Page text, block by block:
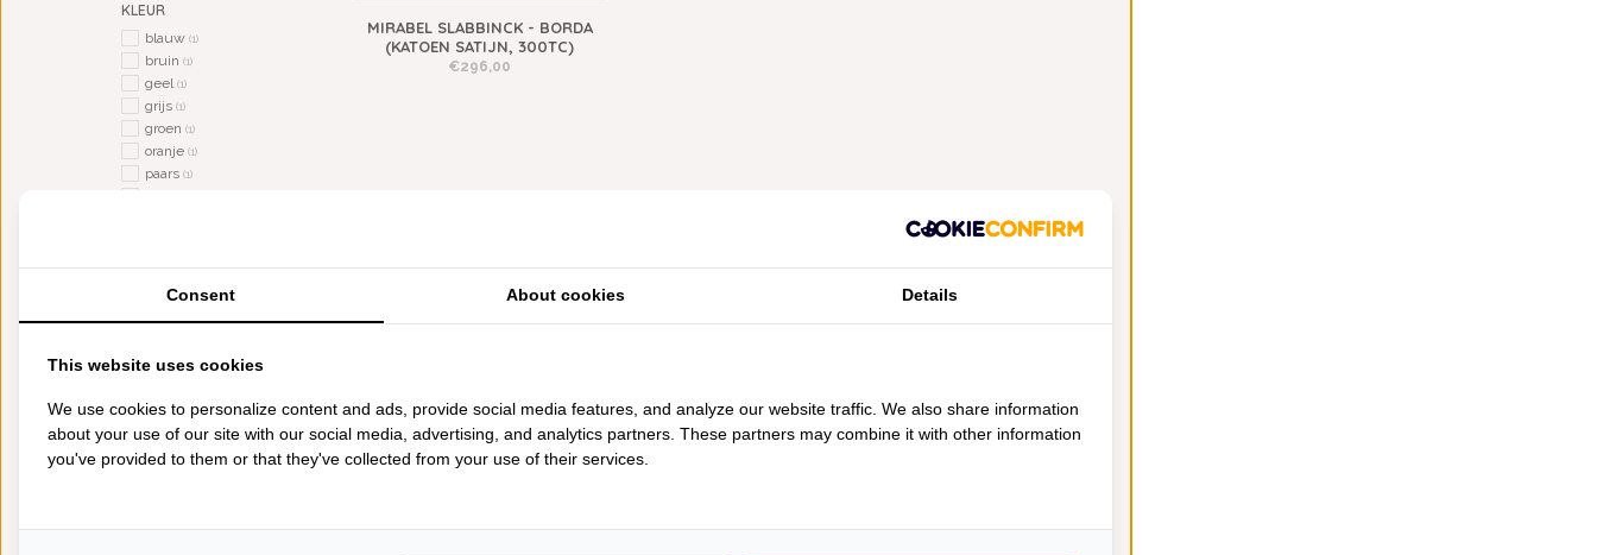
KLEUR
blauw (1)
bruin (1)
geel(1)
grijs (1)
groen (1)
oranje (1)
paars (1)
wit
zilver
200 (2 persoons)(1)
240 (lits-jumeaux)(1)
260 (extra breed)
MIRABEL SLABBINCK - BORDA
(KATOEN SATIJN, 300TC)
€296,00
Consent About cookies Details
This website uses cookies
We use cookies to personalize content and ads, provide social media features, and analyze our website traffic. We also share information
about your use of our site with our social media, advertising, and analytics partners. These partners may combine it with other information
you've provided to them or that they've collected from your use of their services.